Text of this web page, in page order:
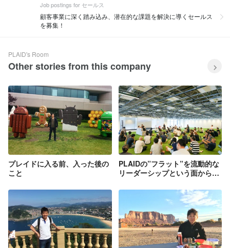
Job postings for セールス
顧客事業に深く踏み込み、潜在的な課題を解決に導くセールス
を募集！
PLAID's Room
Other stories from this company
プレイドに入る前、入った後の
こと
PLAIDの”フラット”を流動的な
リーダーシップという面から説